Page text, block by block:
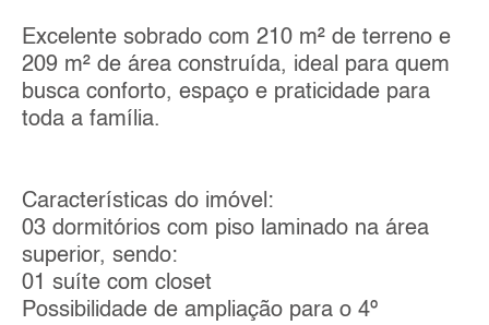
Excelente sobrado com 210 m² de terreno e
209 m² de área construída, ideal para quem
busca conforto, espaço e praticidade para
toda a família.
Características do imóvel:
03 dormitórios com piso laminado na área
superior, sendo:
01 suíte com closet
Possibilidade de ampliação para o 4º